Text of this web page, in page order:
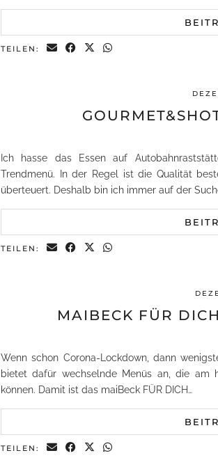
TEILEN:
Ich hasse das Essen auf
Trendmenü. In der Regel ist die Qualität
überteuert. Deshalb bin ich immer auf der
TEILEN:
MAIBECK FÜR
Wenn schon Corona-Lockdown, dann
bietet dafür wechselnde Menüs an, die am
können. Damit ist das maiBeck FÜR DICH…
TEILEN: